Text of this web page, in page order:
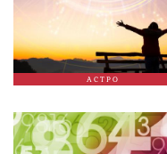
АСТРО